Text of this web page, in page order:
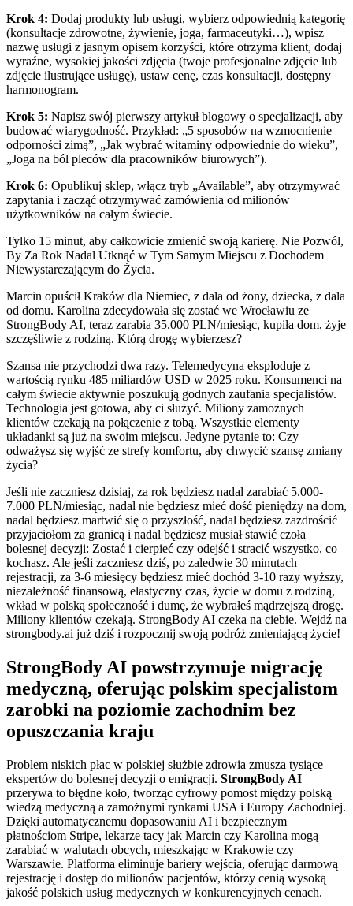
Krok 4: Dodaj produkty lub usługi, wybierz odpowiednią kategorię
(konsultacje zdrowotne, żywienie, joga, farmaceutyki…), wpisz
nazwę usługi z jasnym opisem korzyści, które otrzyma klient, dodaj
wyraźne, wysokiej jakości zdjęcia (twoje profesjonalne zdjęcie lub
zdjęcie ilustrujące usługę), ustaw cenę, czas konsultacji, dostępny
harmonogram.
Krok 5: Napisz swój pierwszy artykuł blogowy o specjalizacji, aby
budować wiarygodność. Przykład: „5 sposobów na wzmocnienie
odporności zimą”, „Jak wybrać witaminy odpowiednie do wieku”,
„Joga na ból pleców dla pracowników biurowych”).
Krok 6: Opublikuj sklep, włącz tryb „Available”, aby otrzymywać
zapytania i zacząć otrzymywać zamówienia od milionów
użytkowników na całym świecie.
Tylko 15 minut, aby całkowicie zmienić swoją karierę. Nie Pozwól,
By Za Rok Nadal Utknąć w Tym Samym Miejscu z Dochodem
Niewystarczającym do Życia.
Marcin opuścił Kraków dla Niemiec, z dala od żony, dziecka, z dala
od domu. Karolina zdecydowała się zostać we Wrocławiu ze
StrongBody AI, teraz zarabia 35.000 PLN/miesiąc, kupiła dom, żyje
szczęśliwie z rodziną. Którą drogę wybierzesz?
Szansa nie przychodzi dwa razy. Telemedycyna eksploduje z
wartością rynku 485 miliardów USD w 2025 roku. Konsumenci na
całym świecie aktywnie poszukują godnych zaufania specjalistów.
Technologia jest gotowa, aby ci służyć. Miliony zamożnych
klientów czekają na połączenie z tobą. Wszystkie elementy
układanki są już na swoim miejscu. Jedyne pytanie to: Czy
odważysz się wyjść ze strefy komfortu, aby chwycić szansę zmiany
życia?
Jeśli nie zaczniesz dzisiaj, za rok będziesz nadal zarabiać 5.000-
7.000 PLN/miesiąc, nadal nie będziesz mieć dość pieniędzy na dom,
nadal będziesz martwić się o przyszłość, nadal będziesz zazdrościć
przyjaciołom za granicą i nadal będziesz musiał stawić czoła
bolesnej decyzji: Zostać i cierpieć czy odejść i stracić wszystko, co
kochasz. Ale jeśli zaczniesz dziś, po zaledwie 30 minutach
rejestracji, za 3-6 miesięcy będziesz mieć dochód 3-10 razy wyższy,
niezależność finansową, elastyczny czas, życie w domu z rodziną,
wkład w polską społeczność i dumę, że wybrałeś mądrzejszą drogę.
Miliony klientów czekają. StrongBody AI czeka na ciebie. Wejdź na
strongbody.ai już dziś i rozpocznij swoją podróż zmieniającą życie!
StrongBody AI powstrzymuje migrację
medyczną, oferując polskim specjalistom
zarobki na poziomie zachodnim bez
opuszczania kraju
Problem niskich płac w polskiej służbie zdrowia zmusza tysiące
ekspertów do bolesnej decyzji o emigracji. StrongBody AI
przerywa to błędne koło, tworząc cyfrowy pomost między polską
wiedzą medyczną a zamożnymi rynkami USA i Europy Zachodniej.
Dzięki automatycznemu dopasowaniu AI i bezpiecznym
płatnościom Stripe, lekarze tacy jak Marcin czy Karolina mogą
zarabiać w walutach obcych, mieszkając w Krakowie czy
Warszawie. Platforma eliminuje bariery wejścia, oferując darmową
rejestrację i dostęp do milionów pacjentów, którzy cenią wysoką
jakość polskich usług medycznych w konkurencyjnych cenach.